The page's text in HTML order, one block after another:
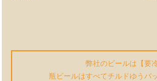
弊社のビールは【要
瓶ビールはすべてチルドゆうパ